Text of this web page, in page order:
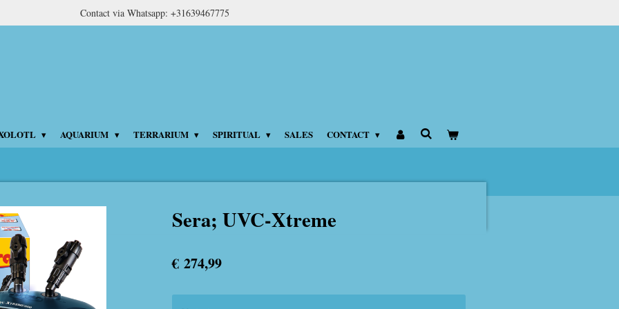
Contact via Whatsapp: +31639467775
AQUARIUM TERRARIUM SPIRITUAL SALES CONTACT
Sera; UVC-Xtreme
€ 274,99